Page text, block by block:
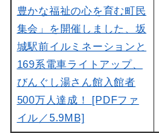
豊かな福祉の心を育む町民
集会」を開催しました、坂
城駅前イルミネーションと
169系電車ライトアップ、
びんぐし湯さん館入館者
500万人達成！ [PDFファ
イル／5.9MB]